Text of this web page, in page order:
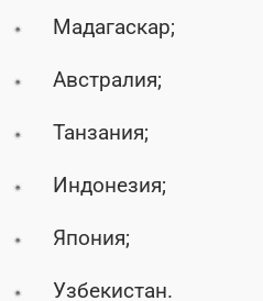
Мадагаскар;
Австралия;
Танзания;
Индонезия;
Япония;
Узбекистан.